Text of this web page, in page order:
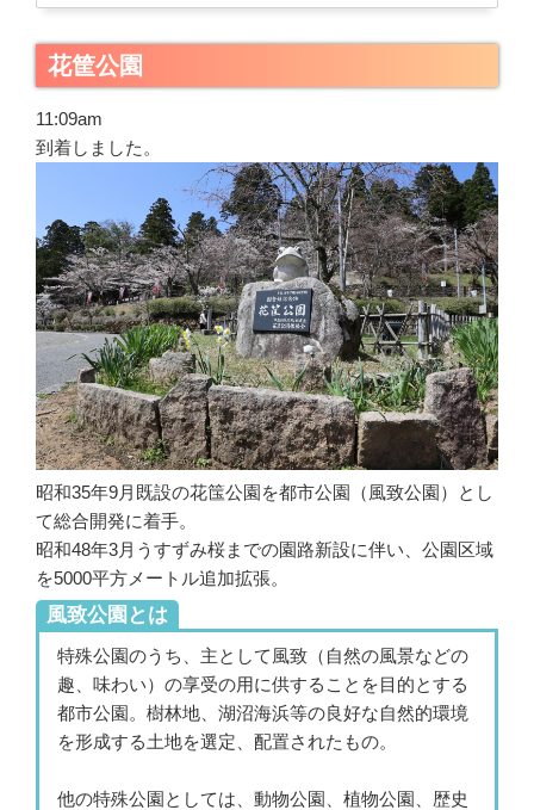
花筐公園
11:09am
到着しました。
昭和35年9月既設の花筺公園を都市公園（風致公園）とし
て総合開発に着手。
昭和48年3月うすずみ桜までの園路新設に伴い、公園区域
を5000平方メートル追加拡張。
風致公園とは
特殊公園のうち、主として風致（自然の風景などの
趣、味わい）の享受の用に供することを目的とする
都市公園。樹林地、湖沼海浜等の良好な自然的環境
を形成する土地を選定、配置されたもの。
他の特殊公園としては、動物公園、植物公園、歴史